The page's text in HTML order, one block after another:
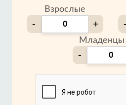
Взрослые
- + -
Младенцы
-